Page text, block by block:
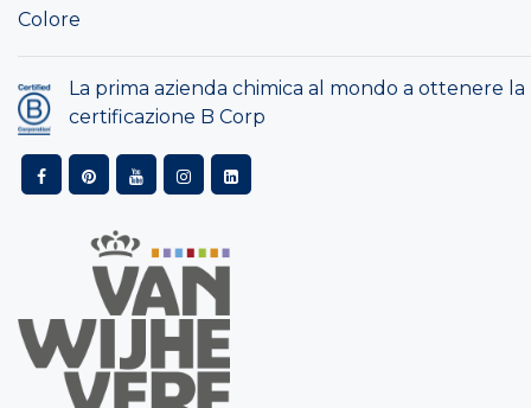
Colore
La prima azienda chimica al mondo a ottenere la
certificazione B Corp